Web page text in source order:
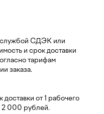
службой СДЭК или
и срок доставки
тарифам
заказа.
от 1 рабочего
2 000 рублей.